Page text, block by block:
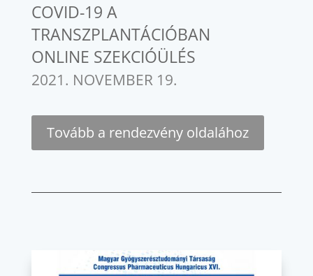
COVID-19 A
TRANSZPLANTÁCIÓBAN
ONLINE SZEKCIÓÜLÉS
2021. NOVEMBER 19.
Tovább a rendezvény oldalához